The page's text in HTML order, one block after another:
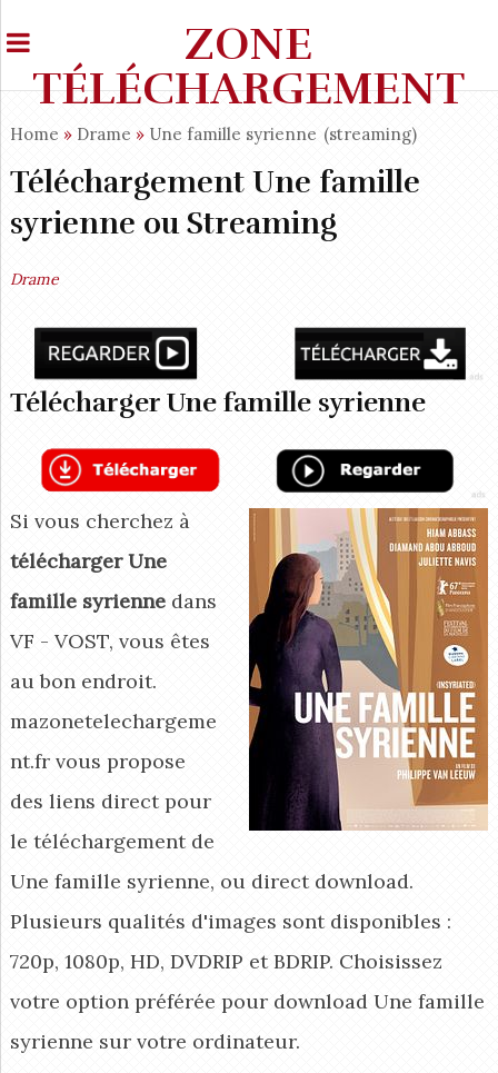
ZONE
TÉLÉCHARGEMENT
Home » Drame » Une famille syrienne (streaming)
Téléchargement Une famille
syrienne ou Streaming
Drame
Télécharger Une famille syrienne
Si vous cherchez à
télécharger Une
famille syriennedans
VF - VOST, vous êtes
au bon endroit.
mazonetelechargeme
nt.fr vous propose
des liens direct pour
le téléchargement de
Une famille syrienne, ou direct download.
Plusieurs qualités d'images sont disponibles :
720p, 1080p, HD, DVDRIP et BDRIP. Choisissez
votre option préférée pour download Une famille
syrienne sur votre ordinateur.